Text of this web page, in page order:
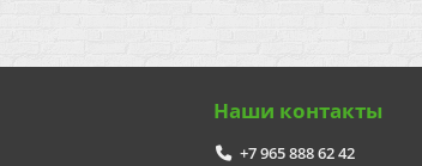
Наши контакты
+7 965 888 62 42